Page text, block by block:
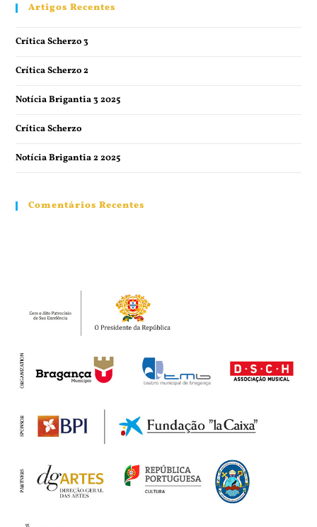
Artigos Recentes
Crítica Scherzo 3
Crítica Scherzo 2
Notícia Brigantia 3 2025
Crítica Scherzo
Notícia Brigantia 2 2025
Comentários Recentes